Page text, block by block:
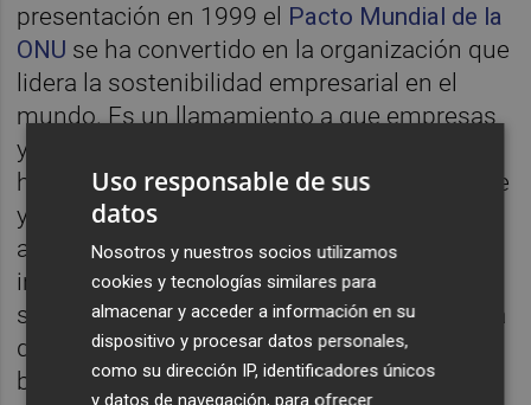
presentación en 1999 el Pacto Mundial de la
ONU se ha convertido en la organización que
lidera la sostenibilidad empresarial en el
mundo. Es un llamamiento a que empresas
y organizaciones trabajen sobre derechos
humanos, normas laborales, medioambiente
y lucha contra la corrupción, valores
articulados en los Diez Principios. Nuestra
iniciativa se sustenta en la idea de que la
sostenibilidad empresarial parte del sistema
de valores de una empresa y de un enfoque
basado en principios para hacer negocios.
Uso responsable de sus
datos
Nosotros y nuestros socios utilizamos
cookies y tecnologías similares para
almacenar y acceder a información en su
dispositivo y procesar datos personales,
como su dirección IP, identificadores únicos
y datos de navegación, para ofrecer